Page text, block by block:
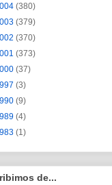
(380)
(379)
(370)
(373)
(37)
(3)
(9)
(4)
(1)
de...